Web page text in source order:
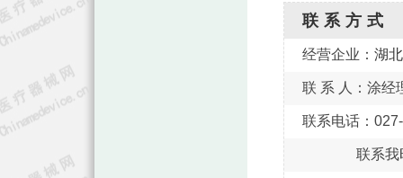
联系方式
经营企业： 湖
联 系 人：涂经
联系电话：
联系我